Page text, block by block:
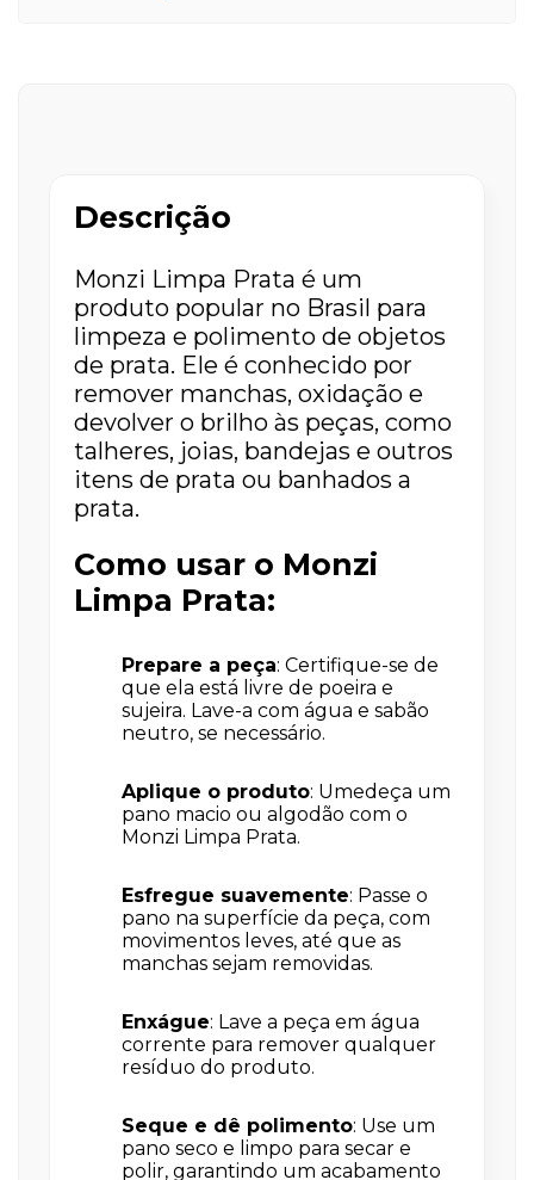
Descrição
Monzi Limpa Prata é um
produto popular no Brasil para
limpeza e polimento de objetos
de prata. Ele é conhecido por
remover manchas, oxidação e
devolver o brilho às peças, como
talheres, joias, bandejas e outros
itens de prata ou banhados a
prata.
Como usar o Monzi
Limpa Prata:
Prepare a peça: Certifique-se de
que ela está livre de poeira e
sujeira. Lave-a com água e sabão
neutro, se necessário.
Aplique o produto: Umedeça um
pano macio ou algodão com o
Monzi Limpa Prata.
Esfregue suavemente: Passe o
pano na superfície da peça, com
movimentos leves, até que as
manchas sejam removidas.
Enxágue: Lave a peça em água
corrente para remover qualquer
resíduo do produto.
Seque e dê polimento: Use um
pano seco e limpo para secar e
polir, garantindo um acabamento